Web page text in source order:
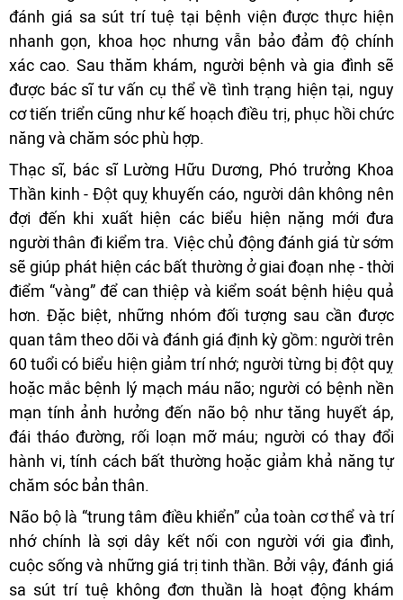
đánh giá sa sút trí tuệ tại bệnh viện được thực hiện
nhanh gọn, khoa học nhưng vẫn bảo đảm độ chính
xác cao. Sau thăm khám, người bệnh và gia đình sẽ
được bác sĩ tư vấn cụ thể về tình trạng hiện tại, nguy
cơ tiến triển cũng như kế hoạch điều trị, phục hồi chức
năng và chăm sóc phù hợp.
Thạc sĩ, bác sĩ Lường Hữu Dương, Phó trưởng Khoa
Thần kinh - Đột quỵ khuyến cáo, người dân không nên
đợi đến khi xuất hiện các biểu hiện nặng mới đưa
người thân đi kiểm tra. Việc chủ động đánh giá từ sớm
sẽ giúp phát hiện các bất thường ở giai đoạn nhẹ - thời
điểm “vàng” để can thiệp và kiểm soát bệnh hiệu quả
hơn. Đặc biệt, những nhóm đối tượng sau cần được
quan tâm theo dõi và đánh giá định kỳ gồm: người trên
60 tuổi có biểu hiện giảm trí nhớ; người từng bị đột quỵ
hoặc mắc bệnh lý mạch máu não; người có bệnh nền
mạn tính ảnh hưởng đến não bộ như tăng huyết áp,
đái tháo đường, rối loạn mỡ máu; người có thay đổi
hành vi, tính cách bất thường hoặc giảm khả năng tự
chăm sóc bản thân.
Não bộ là “trung tâm điều khiển” của toàn cơ thể và trí
nhớ chính là sợi dây kết nối con người với gia đình,
cuộc sống và những giá trị tinh thần. Bởi vậy, đánh giá
sa sút trí tuệ không đơn thuần là hoạt động khám